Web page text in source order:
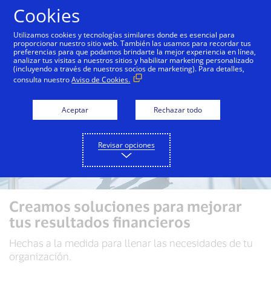
Creamos soluciones para mejorar
tus resultados financieros
Hechas a la medida para llenar las necesidades de tu
organización.
Cookies
Utilizamos cookies y tecnologías similares donde es esencial para
proporcionar nuestro sitio web. También las usamos para recordar tus
preferencias para que podamos brindarte la mejor experiencia en línea,
analizar tus visitas a nuestros sitios y habilitar marketing personalizado
(incluyendo a través de nuestros socios de marketing). Para detalles,
consulta nuestroAviso de Cookies.
Aceptar Rechazar todo
Revisar opciones